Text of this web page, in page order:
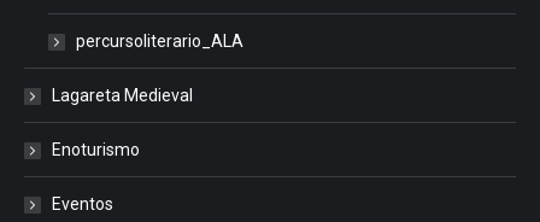
percursoliterario_ALA
Lagareta Medieval
Enoturismo
Eventos